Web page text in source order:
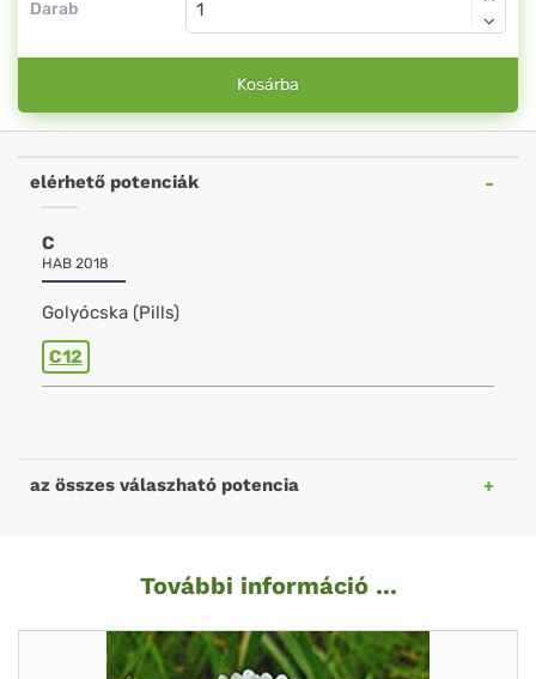
Darab
Kosárba
elérhető potenciák
C
HAB 2018
Golyócska (Pills)
C12
az összes válaszható potencia
További információ ...